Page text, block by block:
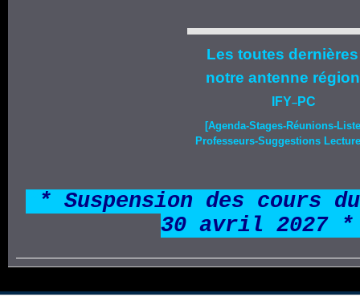
Les toutes
notre antenne
IFY–PC
[Agenda-Stages-Réunions-
Professeurs-Suggestions
* Suspension des cours
30 avril 2027 *